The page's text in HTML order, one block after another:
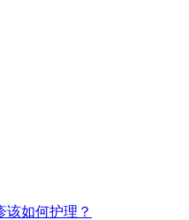
该如何护理？